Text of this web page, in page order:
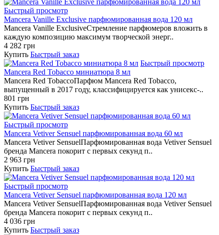
Быстрый просмотр
Mancera Vanille Exclusive парфюмированная вода 120 мл
Mancera Vanille ExclusiveСтремление парфюмеров вложить в
каждую композицию максимум творческой энерг..
4 282 грн
Купить Быстрый заказ
Быстрый просмотр
Mancera Red Tobacco миниатюра 8 мл
Mancera Red TobaccoПарфюм Mancera Red Tobacco,
выпущенный в 2017 году, классифицируется как унисекс-..
801 грн
Купить Быстрый заказ
Быстрый просмотр
Mancera Vetiver Sensuel парфюмированная вода 60 мл
Mancera Vetiver SensuelПарфюмированная вода Vetiver Sensuel
бренда Mancera покорит с первых секунд п..
2 963 грн
Купить Быстрый заказ
Быстрый просмотр
Mancera Vetiver Sensuel парфюмированная вода 120 мл
Mancera Vetiver SensuelПарфюмированная вода Vetiver Sensuel
бренда Mancera покорит с первых секунд п..
4 036 грн
Купить Быстрый заказ